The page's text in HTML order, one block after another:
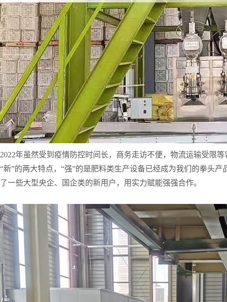
2022年虽然受到疫情防控时间长，商务走访不便，物流运输受限
“新”的两大特点，“强”的是肥料类生产设备已经成为我们的拳头
了一些大型央企、国企类的新用户，用实力赋能强强合作。